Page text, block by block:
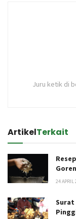
Juru ketik di
ArtikelTerkait
24 APRIL
Surat